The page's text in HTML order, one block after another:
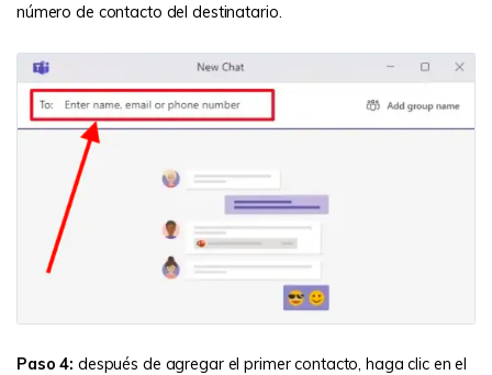
número de contacto del destinatario.
Paso 4: después de agregar el primer contacto, haga clic en el